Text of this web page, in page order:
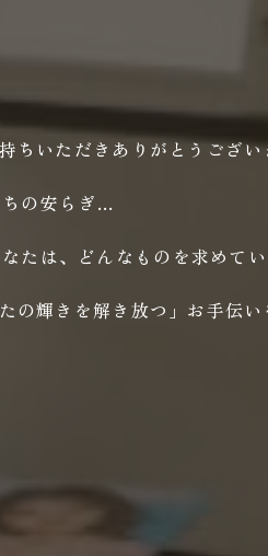
いただきありがとうござい
の安らぎ…
たは、どんなものを求めて
輝きを解き放つ」お手伝い